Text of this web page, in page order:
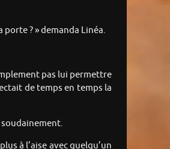
? » demanda Linéa.
pas lui permettre
de temps en temps la
soudainement.
à l’aise avec quelqu’un